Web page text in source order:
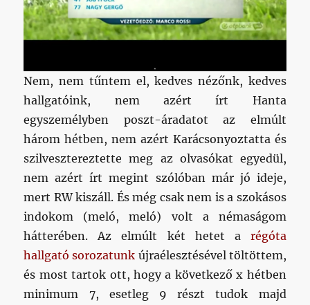
Nem, nem tűntem el, kedves nézőnk, kedves
hallgatóink, nem azért írt Hanta
egyszemélyben poszt-áradatot az elmúlt
három hétben, nem azért Karácsonyoztatta és
szilvesztereztette meg az olvasókat egyedül,
nem azért írt megint szólóban már jó ideje,
mert RW kiszáll. És még csak nem is a szokásos
indokom (meló, meló) volt a némaságom
hátterében. Az elmúlt két hetet a régóta
hallgató sorozatunk újraélesztésével töltöttem,
és most tartok ott, hogy a következő x hétben
minimum 7, esetleg 9 részt tudok majd